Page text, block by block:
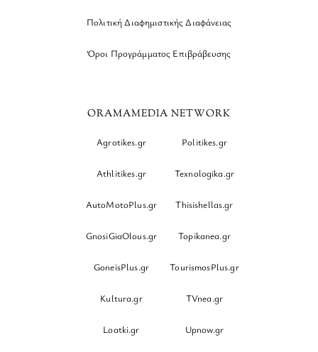
Πολιτική Διαφημιστικής Διαφάνειας
Όροι Προγράμματος Επιβράβευσης
ORAMAMEDIA NETWORK
Agrotikes.gr Politikes.gr
Athlitikes.gr Texnologika.gr
AutoMotoPlus.gr Thisishellas.gr
GnosiGiaOlous.gr Topikanea.gr
GoneisPlus.gr TourismosPlus.gr
Kultura.gr TVnea.gr
Loatki.gr Upnow.gr